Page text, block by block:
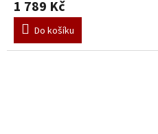
1 789 Kč
Do košíku